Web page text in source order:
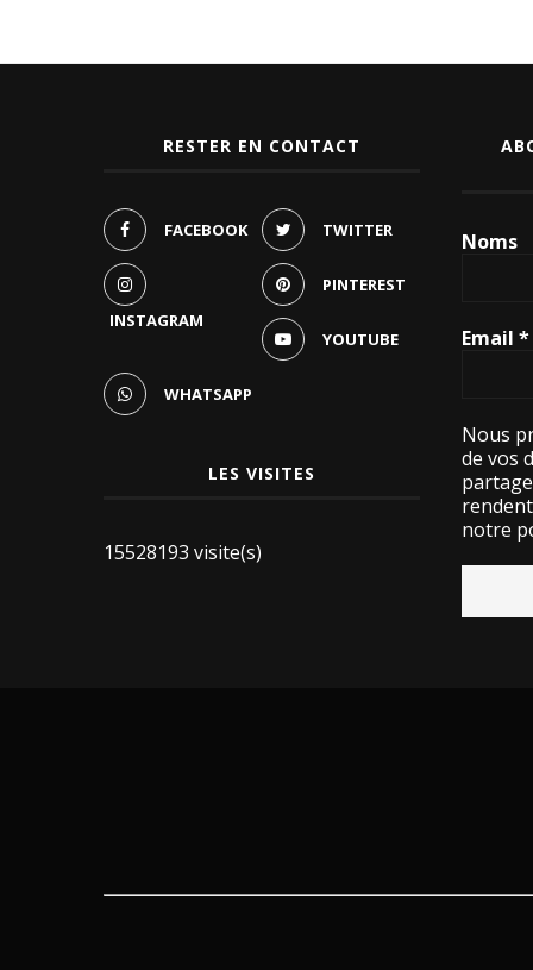
RESTER EN CONTACT
FACEBOOK TWITTER
INSTAGRAM
PINTEREST
YOUTUBE
WHATSAPP
LES VISITES
15528193 visite(s)
Noms
Email*
Nous
de vos
notre